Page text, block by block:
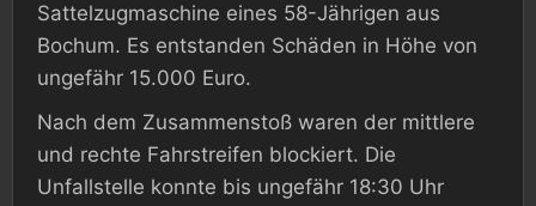
Sattelzugmaschine eines 58-Jährigen aus
Bochum. Es entstanden Schäden in Höhe von
ungefähr 15.000 Euro.
Nach dem Zusammenstoß waren der mittlere
und rechte Fahrstreifen blockiert. Die
Unfallstelle konnte bis ungefähr 18:30 Uhr